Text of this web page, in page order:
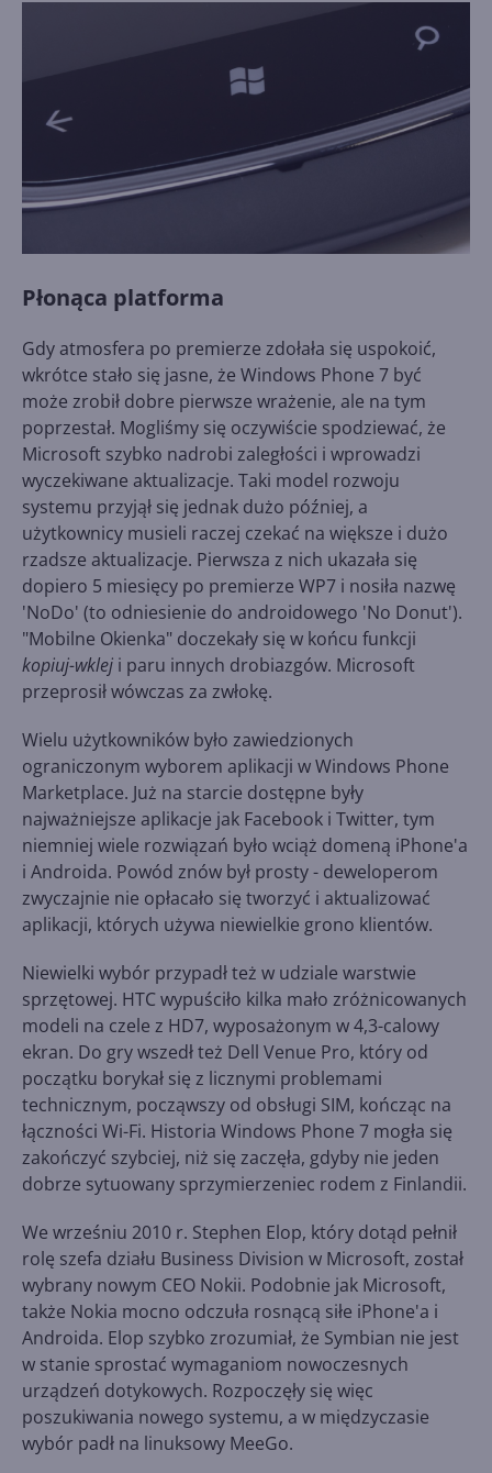
Płonąca platforma
Gdy atmosfera po premierze zdołała się uspokoić,
wkrótce stało się jasne, że Windows Phone 7 być
może zrobił dobre pierwsze wrażenie, ale na tym
poprzestał. Mogliśmy się oczywiście spodziewać, że
Microsoft szybko nadrobi zaległości i wprowadzi
wyczekiwane aktualizacje. Taki model rozwoju
systemu przyjął się jednak dużo później, a
użytkownicy musieli raczej czekać na większe i dużo
rzadsze aktualizacje. Pierwsza z nich ukazała się
dopiero 5 miesięcy po premierze WP7 i nosiła nazwę
'NoDo' (to odniesienie do androidowego 'No Donut').
"Mobilne Okienka" doczekały się w końcu funkcji
kopiuj-wklej i paru innych drobiazgów. Microsoft
przeprosił wówczas za zwłokę.
Wielu użytkowników było zawiedzionych
ograniczonym wyborem aplikacji w Windows Phone
Marketplace. Już na starcie dostępne były
najważniejsze aplikacje jak Facebook i Twitter, tym
niemniej wiele rozwiązań było wciąż domeną iPhone'a
i Androida. Powód znów był prosty - deweloperom
zwyczajnie nie opłacało się tworzyć i aktualizować
aplikacji, których używa niewielkie grono klientów.
Niewielki wybór przypadł też w udziale warstwie
sprzętowej. HTC wypuściło kilka mało zróżnicowanych
modeli na czele z HD7, wyposażonym w 4,3-calowy
ekran. Do gry wszedł też Dell Venue Pro, który od
początku borykał się z licznymi problemami
technicznym, począwszy od obsługi SIM, kończąc na
łączności Wi-Fi. Historia Windows Phone 7 mogła się
zakończyć szybciej, niż się zaczęła, gdyby nie jeden
dobrze sytuowany sprzymierzeniec rodem z Finlandii.
We wrześniu 2010 r. Stephen Elop, który dotąd pełnił
rolę szefa działu Business Division w Microsoft, został
wybrany nowym CEO Nokii. Podobnie jak Microsoft,
także Nokia mocno odczuła rosnącą siłe iPhone'a i
Androida. Elop szybko zrozumiał, że Symbian nie jest
w stanie sprostać wymaganiom nowoczesnych
urządzeń dotykowych. Rozpoczęły się więc
poszukiwania nowego systemu, a w międzyczasie
wybór padł na linuksowy MeeGo.